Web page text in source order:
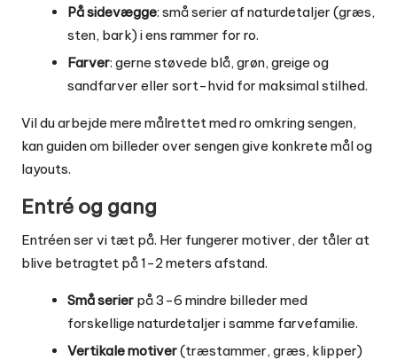
På sidevægge: små serier af naturdetaljer (græs,
sten, bark) i ens rammer for ro.
Farver: gerne støvede blå, grøn, greige og
sandfarver eller sort-hvid for maksimal stilhed.
Vil du arbejde mere målrettet med ro omkring sengen,
kan guiden om billeder over sengengive konkrete mål og
layouts.
Entré og gang
Entréen ser vi tæt på. Her fungerer motiver, der tåler at
blive betragtet på 1-2 meters afstand.
Små serier på 3-6 mindre billeder med
forskellige naturdetaljer i samme farvefamilie.
Vertikale motiver(træstammer, græs, klipper)